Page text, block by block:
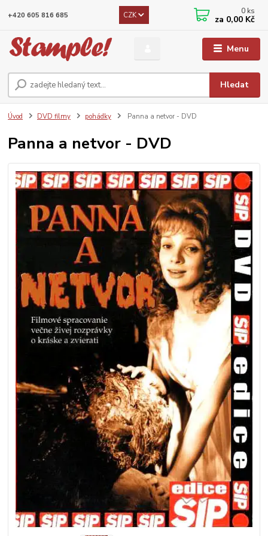
Menu
CZK
Hledat
+420 605 816 685 0 ks
za 0,00 Kč
Úvod DVD filmy pohádky Panna a netvor - DVD
Panna a netvor - DVD